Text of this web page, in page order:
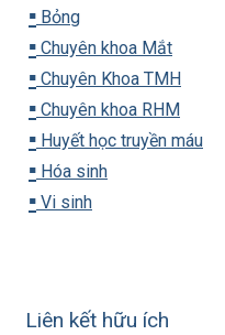
▪️ Bỏng
▪️ Chuyên khoa Mắt
▪️ Chuyên Khoa TMH
▪️ Chuyên khoa RHM
▪️ Huyết học truyền máu
▪️ Hóa sinh
▪️ Vi sinh
Liên kết hữu ích